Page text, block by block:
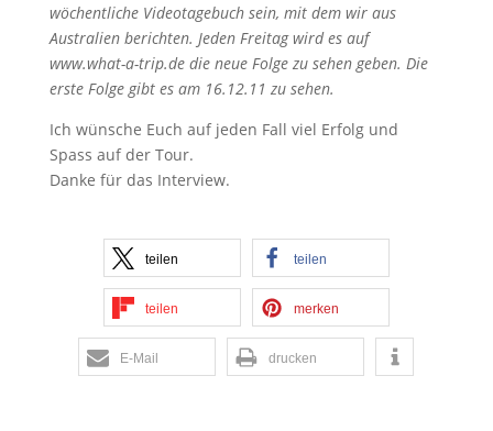
wöchentliche Videotagebuch sein, mit dem wir aus
Australien berichten. Jeden Freitag wird es auf
www.what-a-trip.de die neue Folge zu sehen geben. Die
erste Folge gibt es am 16.12.11 zu sehen.
Ich wünsche Euch auf jeden Fall viel Erfolg und
Spass auf der Tour.
Danke für das Interview.
teilen teilen
teilen merken
E-Mail drucken